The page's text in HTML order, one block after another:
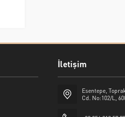
İletişim
Esentepe,
Cd. No:102/L,